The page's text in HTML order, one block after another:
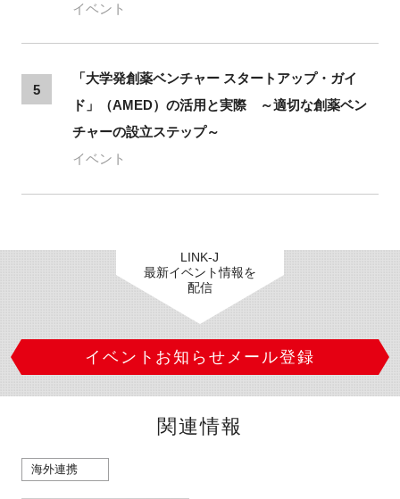
イベント
5
「大学発創薬ベンチャー スタートアップ・ガイ
ド」（AMED）の活用と実際 ～適切な創薬ベン
チャーの設立ステップ～
イベント
LINK-J
最新イベント情報を
配信
イベントお知らせメール登録
関連情報
海外連携